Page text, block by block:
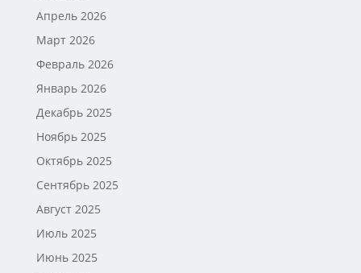
Апрель 2026
Март 2026
Февраль 2026
Январь 2026
Декабрь 2025
Ноябрь 2025
Октябрь 2025
Сентябрь 2025
Август 2025
Июль 2025
Июнь 2025